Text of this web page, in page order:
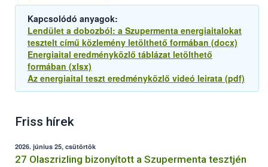
Kapcsolódó anyagok:
Lendület a dobozból: a Szupermenta energiaitalokat
tesztelt című közlemény letölthető formában (docx)
Energiaital eredményközlő táblázat letölthető
formában (xlsx)
Az energiaital teszt eredményközlő videó leirata (pdf)
Friss hírek
2026. június 25, csütörtök
27 Olaszrizling bizonyított a Szupermenta tesztjén